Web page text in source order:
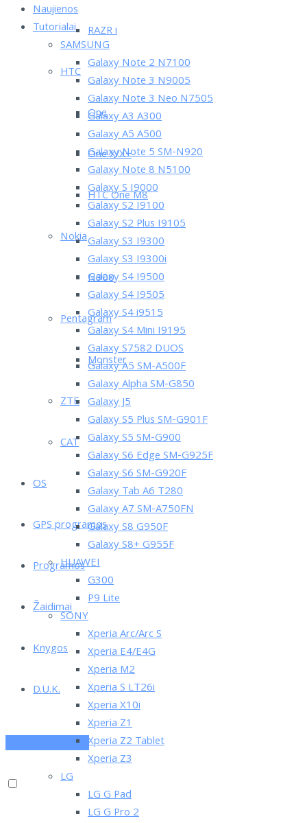
RAZR i
HTC
One
One X/X+
HTC One M8
Nokia
N900
Pentagram
Monster
ZTE
CAT
OS
GPS programos
Programos
Žaidimai
Knygos
D.U.K.
PRENUMERUOK
Naujienos
Tutorialai
SAMSUNG
Galaxy Note 2 N7100
Galaxy Note 3 N9005
Galaxy Note 3 Neo N7505
Galaxy A3 A300
Galaxy A5 A500
Galaxy Note 5 SM-N920
Galaxy Note 8 N5100
Galaxy S I9000
Galaxy S2 I9100
Galaxy S2 Plus I9105
Galaxy S3 I9300
Galaxy S3 I9300i
Galaxy S4 I9500
Galaxy S4 I9505
Galaxy S4 i9515
Galaxy S4 Mini I9195
Galaxy S7582 DUOS
Galaxy A5 SM-A500F
Galaxy Alpha SM-G850
Galaxy J5
Galaxy S5 Plus SM-G901F
Galaxy S5 SM-G900
Galaxy S6 Edge SM-G925F
Galaxy S6 SM-G920F
Galaxy Tab A6 T280
Galaxy A7 SM-A750FN
Galaxy S8 G950F
Galaxy S8+ G955F
HUAWEI
G300
P9 Lite
SONY
Xperia Arc/Arc S
Xperia E4/E4G
Xperia M2
Xperia S LT26i
Xperia X10i
Xperia Z1
Xperia Z2 Tablet
Xperia Z3
LG
LG G Pad
LG G Pro 2